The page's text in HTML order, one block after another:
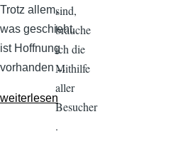
Trotz allem,
was geschieht,
ist Hoffnung
vorhanden ...
weiterlesen
sind,
brauche
ich die
Mithilfe
aller
Besucher
.